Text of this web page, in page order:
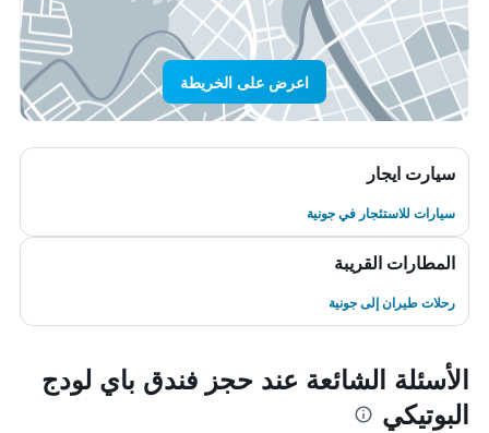
اعرض على الخريطة
سيارت ايجار
سيارات للاستئجار في جونية
المطارات القريبة
رحلات طيران إلى جونية
الأسئلة الشائعة عند حجز فندق باي لودج
البوتيكي